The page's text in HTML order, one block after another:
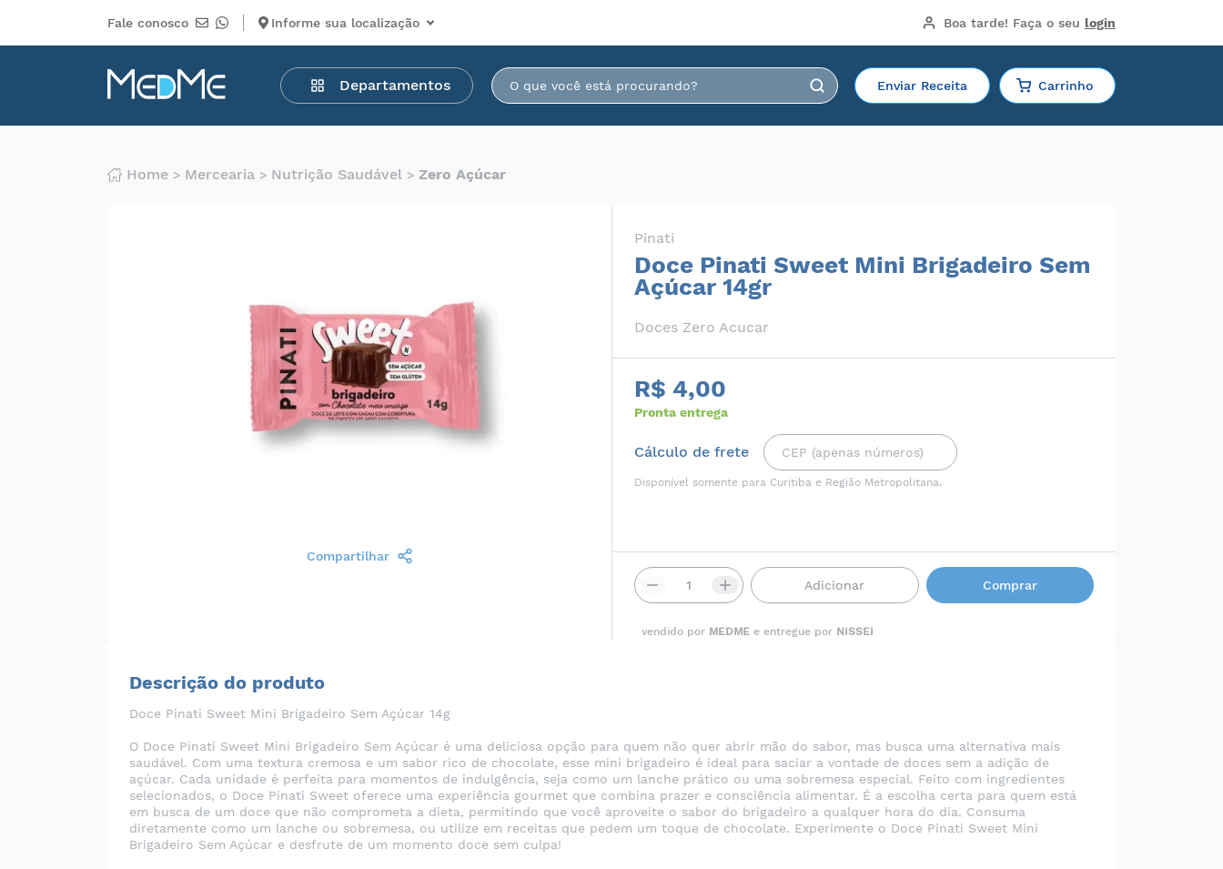
Fale conosco Informe sua localização Boa tarde! Faça o seu login
Departamentos Enviar Receita Carrinho
Departamentos
Medicamentos
Higiene
Home Mercearia Nutrição Saudável Zero Açúcar
Compartilhar
Pinati
Doce Pinati Sweet Mini Brigadeiro Sem
Açúcar 14gr
Doces Zero Acucar
R$ 4,00
Pronta entrega
Cálculo de frete
Disponível somente para Curitiba e Região Metropolitana.
Adicionar Comprar
vendido por MEDME e entregue por NISSEI
Descrição do produto
Doce Pinati Sweet Mini Brigadeiro Sem Açúcar 14g
O Doce Pinati Sweet Mini Brigadeiro Sem Açúcar é uma deliciosa opção para quem não quer abrir mão do sabor, mas busca uma alternativa mais
saudável. Com uma textura cremosa e um sabor rico de chocolate, esse mini brigadeiro é ideal para saciar a vontade de doces sem a adição de
açúcar. Cada unidade é perfeita para momentos de indulgência, seja como um lanche prático ou uma sobremesa especial. Feito com ingredientes
selecionados, o Doce Pinati Sweet oferece uma experiência gourmet que combina prazer e consciência alimentar. É a escolha certa para quem está
em busca de um doce que não comprometa a dieta, permitindo que você aproveite o sabor do brigadeiro a qualquer hora do dia. Consuma
diretamente como um lanche ou sobremesa, ou utilize em receitas que pedem um toque de chocolate. Experimente o Doce Pinati Sweet Mini
Brigadeiro Sem Açúcar e desfrute de um momento doce sem culpa!